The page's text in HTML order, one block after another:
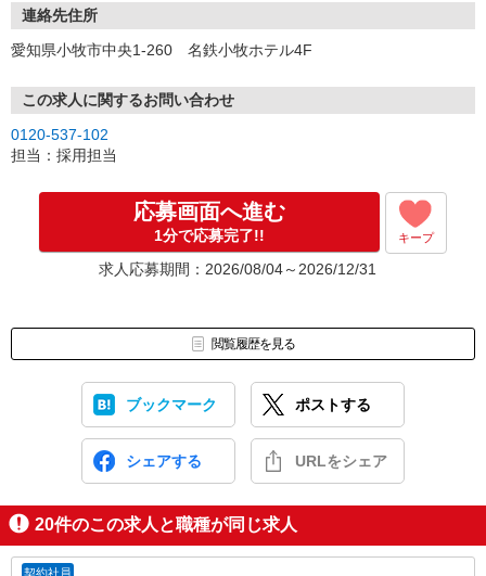
連絡先住所
愛知県小牧市中央1-260 名鉄小牧ホテル4F
この求人に関するお問い合わせ
0120-537-102
担当：採用担当
応募画面へ進む
1分で応募完了!! キープ
求人応募期間：2026/08/04～2026/12/31
閲覧履歴を見る
ブックマーク ポストする
シェアする URLをシェア
20件のこの求人と職種が同じ求人
契約社員